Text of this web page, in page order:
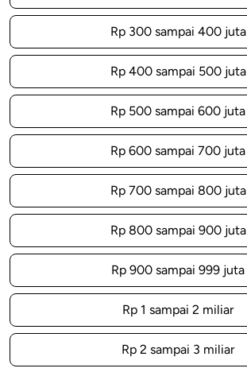
Rp 300 sampai 400 juta
Rp 400 sampai 500 juta
Rp 500 sampai 600 juta
Rp 600 sampai 700 juta
Rp 700 sampai 800 juta
Rp 800 sampai 900 juta
Rp 900 sampai 999 juta
Rp 1 sampai 2 miliar
Rp 2 sampai 3 miliar